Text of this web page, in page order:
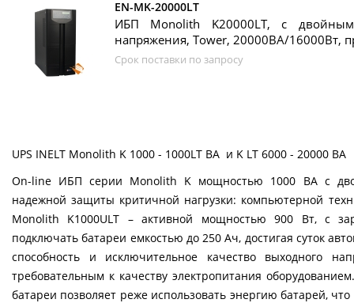
EN-MK-20000LT
ИБП Monolith K20000LT, с двойным
напряжения, Tower, 20000ВА/16000Вт,
Срок поставки по запросу
UPS INELT Monolith K 1000 - 1000LT ВА и K LT 6000 - 20000 ВА
On-line ИБП серии Monolith K мощностью 1000 ВА с
надежной защиты критичной нагрузки: компьютерной
Monolith K1000ULT – активной мощностью 900 Вт, с
подключать батареи емкостью до 250 Ач, достигая суток
способность и исключительное качество выходного
требовательным к качеству электропитания
батареи позволяет реже использовать энергию батарей,